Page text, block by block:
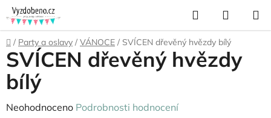
Přejít
na
obsah
Hledat
KOŠÍK
Domů
/ Party a oslavy / VÁNOCE / SVÍCEN dřevěný hvězdy bílý
SVÍCEN dřevěný hvězdy
bílý
Průměrné
Neohodnoceno Podrobnosti hodnocení